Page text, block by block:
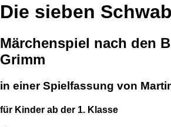
Die sieben
Märchenspiel nach den
Grimm
in einer Spielfassung von
für Kinder ab der 1. Klasse